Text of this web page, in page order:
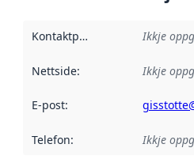
Kontaktpunkt Ikkje
Nettside: Ikkje
E-post:
Telefon: Ikkje